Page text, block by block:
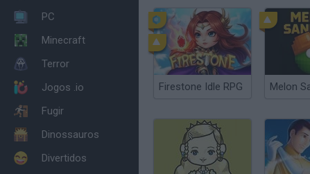
PC
Minecraft
Terror
Jogos .io
Fugir
Dinossauros
Divertidos
Firestone Idle RPG Melon